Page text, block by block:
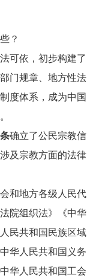
？
可依，初步构建了
门规章、地方性法
度体系，成为中国
确立了公民宗教信
及宗教方面的法律
和地方各级人民代
院组织法》《中华
民共和国民族区域
华人民共和国义务
华人民共和国工会